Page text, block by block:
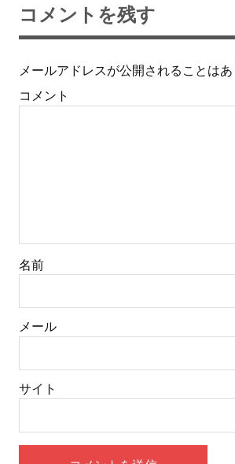
コメントを残す
メールアドレスが公開されることはあ
コメント
名前
メール
サイト